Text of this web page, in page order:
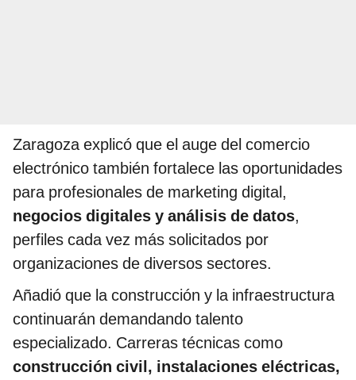
Zaragoza explicó que el auge del comercio
electrónico también fortalece las oportunidades
para profesionales de marketing digital,
negocios digitales y análisis de datos,
perfiles cada vez más solicitados por
organizaciones de diversos sectores.
Añadió que la construcción y la infraestructura
continuarán demandando talento
especializado. Carreras técnicas como
construcción civil, instalaciones eléctricas,